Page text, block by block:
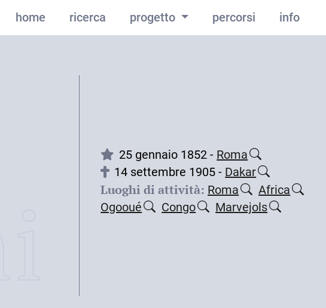
home ricerca progetto percorsi info
25 gennaio 1852 - Roma
14 settembre 1905 - Dakar
Luoghi di attività: Roma
Africa
Ogooué
Congo Marvejols